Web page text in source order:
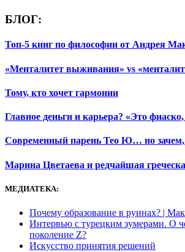
БЛОГ:
Топ-5 книг по философии от Андрея
«Менталитет выживания» vs
Тому, кто хочет гармонии
Главное деньги и карьера? «Это
Современный парень Тео Ю… но
Марина Цветаева и редчайшая
МЕДИАТЕКА:
Почему образование в руинах? |
Интервью с турецким зумерами. О
поколение Z?
Искусство принятия решений